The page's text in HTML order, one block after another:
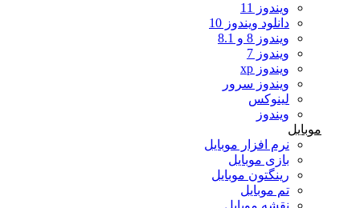
ویندوز 11
دانلود ویندوز 10
ویندوز 8 و 8.1
ویندوز 7
ویندوز xp
ویندوز سرور
لینوکس
ویندوز
نرم افزار موبایل
بازی موبایل
رینگتون موبایل
تم موبایل
نقشه موبایل